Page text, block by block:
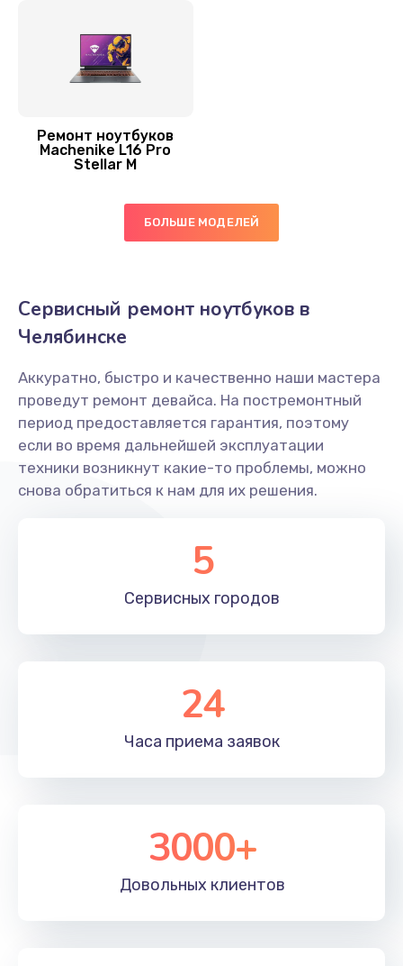
Ремонт южного моста
Чистка от пыли
Заказать
990 руб.
Заказать
Настройка ОС ноутбука Machenike
820 руб.
Замена видеокарты
2490 руб.
Ремонт ноутбуков
Machenike L16 Pro
Stellar M
БОЛЬШЕ МОДЕЛЕЙ
Сервисный ремонт ноутбуков в
Челябинске
Аккуратно, быстро и качественно наши мастера
проведут ремонт девайса. На постремонтный
период предоставляется гарантия, поэтому
если во время дальнейшей эксплуатации
техники возникнут какие-то проблемы, можно
снова обратиться к нам для их решения.
5
Сервисных городов
24
Часа приема заявок
3000+
Довольных клиентов